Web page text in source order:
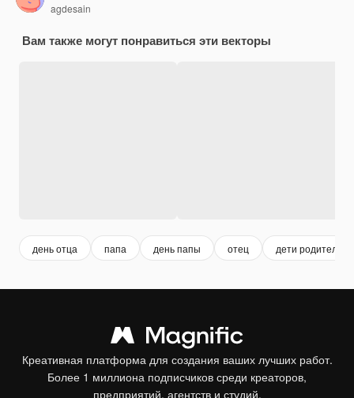
agdesain
Вам также могут понравиться эти векторы
день отца папа день папы отец дети родители
Креативная платформа для создания ваших лучших работ.
Более 1 миллиона подписчиков среди креаторов,
предприятий, агентств и студий.